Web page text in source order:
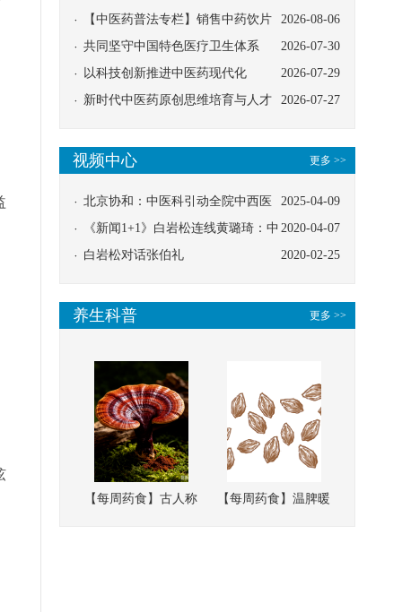
2026-08-06
【中医药普法专栏】销售中药饮片
应告知煎服方法及注意事项
2026-07-30
共同坚守中国特色医疗卫生体系
2026-07-29
以科技创新推进中医药现代化
2026-07-27
新时代中医药原创思维培育与人才
更多 >>
视频中心
2025-04-09
北京协和：中医科引动全院中西医
协同
2020-04-07
《新闻1+1》白岩松连线黄璐琦：中
医救治的临床效果
2020-02-25
白岩松对话张伯礼
更多 >>
养生科普
【每周药食】古人称
【每周药食】温脾暖